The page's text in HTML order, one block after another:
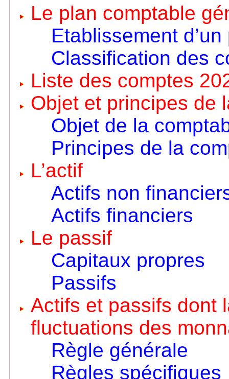
Le plan comptable
Etablissement
Classification des
Liste des comptes
Objet et principes de
Objet de la
Principes de la
L’actif
Actifs non
Actifs financiers
Le passif
Capitaux propres
Passifs
Actifs et passifs dont
fluctuations des
Règle générale
Règles spécifiques